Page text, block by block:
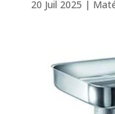
20 Juil 2025 |